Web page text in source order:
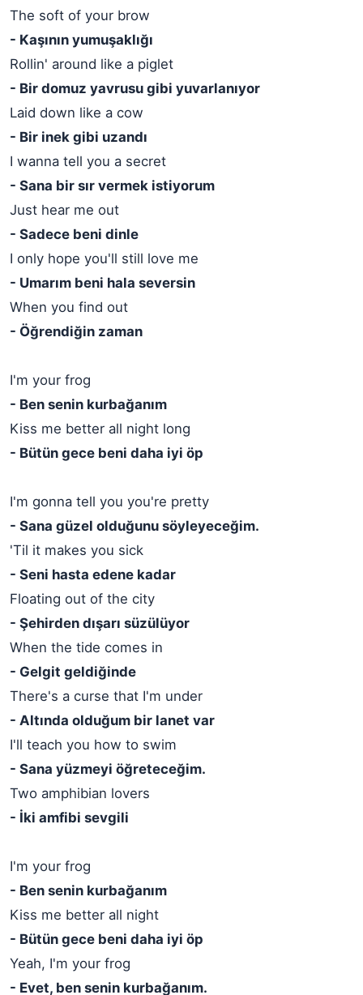
The soft of your brow
- Kaşının yumuşaklığı
Rollin' around like a piglet
- Bir domuz yavrusu gibi yuvarlanıyor
Laid down like a cow
- Bir inek gibi uzandı
I wanna tell you a secret
- Sana bir sır vermek istiyorum
Just hear me out
- Sadece beni dinle
I only hope you'll still love me
- Umarım beni hala seversin
When you find out
- Öğrendiğin zaman
I'm your frog
- Ben senin kurbağanım
Kiss me better all night long
- Bütün gece beni daha iyi öp
I'm gonna tell you you're pretty
- Sana güzel olduğunu söyleyeceğim.
'Til it makes you sick
- Seni hasta edene kadar
Floating out of the city
- Şehirden dışarı süzülüyor
When the tide comes in
- Gelgit geldiğinde
There's a curse that I'm under
- Altında olduğum bir lanet var
I'll teach you how to swim
- Sana yüzmeyi öğreteceğim.
Two amphibian lovers
- İki amfibi sevgili
I'm your frog
- Ben senin kurbağanım
Kiss me better all night
- Bütün gece beni daha iyi öp
Yeah, I'm your frog
- Evet, ben senin kurbağanım.